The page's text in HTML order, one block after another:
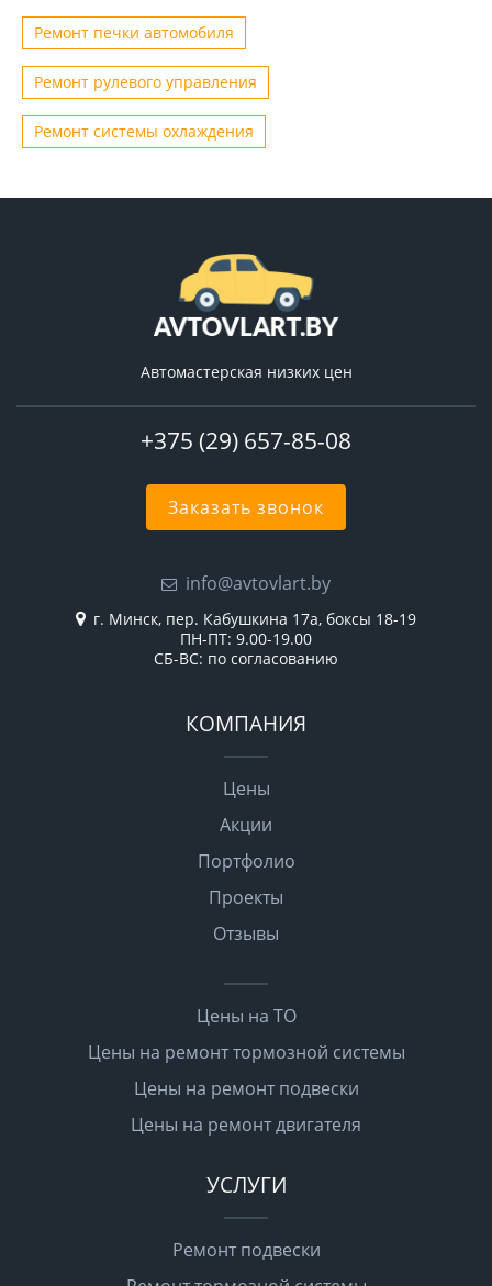
Ремонт печки автомобиля
Ремонт рулевого управления
Ремонт системы охлаждения
Автомастерская низких цен
+375 (29) 657-85-08
Заказать звонок
info@avtovlart.by
г. Минск, пер. Кабушкина 17а, боксы 18-19
ПН-ПТ: 9.00-19.00
СБ-ВС: по согласованию
КОМПАНИЯ
Цены
Акции
Портфолио
Проекты
Отзывы
Цены на ТО
Цены на ремонт тормозной системы
Цены на ремонт подвески
Цены на ремонт двигателя
УСЛУГИ
Ремонт подвески